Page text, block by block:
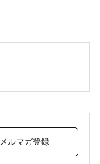
メルマガ登録